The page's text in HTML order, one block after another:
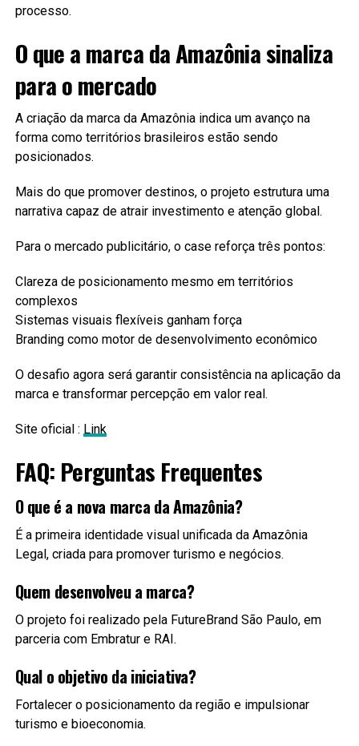
processo.
O que a marca da Amazônia sinaliza
para o mercado
A criação da marca da Amazônia indica um avanço na
forma como territórios brasileiros estão sendo
posicionados.
Mais do que promover destinos, o projeto estrutura uma
narrativa capaz de atrair investimento e atenção global.
Para o mercado publicitário, o case reforça três pontos:
Clareza de posicionamento mesmo em territórios
complexos
Sistemas visuais flexíveis ganham força
Branding como motor de desenvolvimento econômico
O desafio agora será garantir consistência na aplicação da
marca e transformar percepção em valor real.
Site oficial : Link
FAQ: Perguntas Frequentes
O que é a nova marca da Amazônia?
É a primeira identidade visual unificada da Amazônia
Legal, criada para promover turismo e negócios.
Quem desenvolveu a marca?
O projeto foi realizado pela FutureBrand São Paulo, em
parceria com Embratur e RAI.
Qual o objetivo da iniciativa?
Fortalecer o posicionamento da região e impulsionar
turismo e bioeconomia.